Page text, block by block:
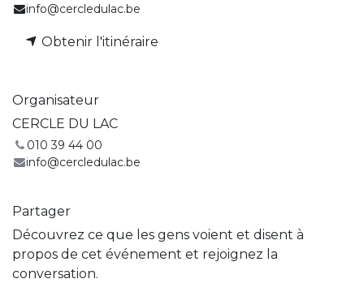
info@cercledulac.be
Obtenir l'itinéraire
Organisateur
CERCLE DU LAC
010 39 44 00
info@cercledulac.be
Partager
Découvrez ce que les gens voient et disent à
propos de cet événement et rejoignez la
conversation.